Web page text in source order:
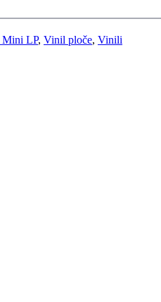
Mini LP, Vinil ploče, Vinili